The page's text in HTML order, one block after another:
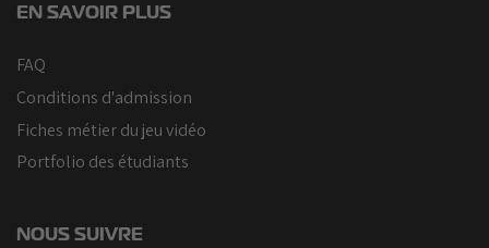
EN SAVOIR PLUS
FAQ
Conditions d'admission
Fiches métier du jeu vidéo
Portfolio des étudiants
NOUS SUIVRE